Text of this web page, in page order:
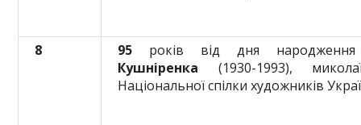
8 95 років від дня
Кушніренка (1930-1993),
Національної спілки художників